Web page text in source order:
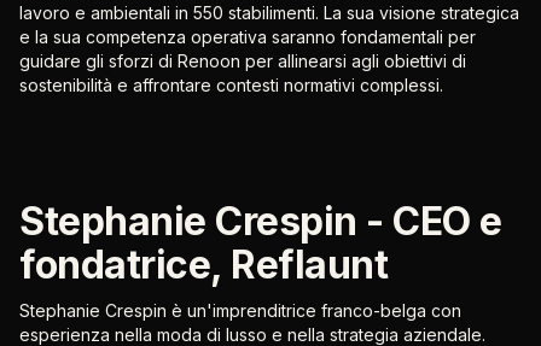
lavoro e ambientali in 550 stabilimenti. La sua visione strategica
e la sua competenza operativa saranno fondamentali per
guidare gli sforzi di Renoon per allinearsi agli obiettivi di
sostenibilità e affrontare contesti normativi complessi.
Stephanie Crespin - CEO e
fondatrice, Reflaunt
Stephanie Crespin è un'imprenditrice franco-belga con
esperienza nella moda di lusso e nella strategia aziendale.